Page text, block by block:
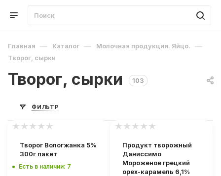
Главная — Каталог — Молочная продукция. Яйцо. —
Творог, сырки
Творог, сырки 103
ФИЛЬТР
Творог Вологжанка 5%
300г пакет
Есть в наличии: 7
Продукт творожный
Даниссимо
Мороженое грецкий
орех-карамель 6,1%